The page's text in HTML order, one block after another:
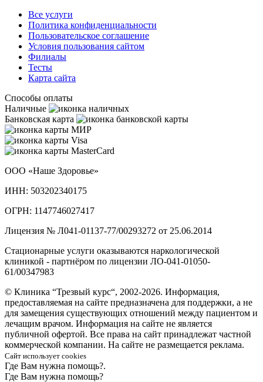
Все услуги
Политика конфиденциальности
Пользовательское cоглашение
Условия пользования сайтом
Филиалы
Тесты
Карта сайта
Способы оплаты
Наличные
Банковская карта
ООО «Наше Здоровье»
ИНН: 503202340175
ОГРН: 1147746027417
Лицензия № Л041-01137-77/00293272 от 25.06.2014
Стационарные услуги оказываются наркологической
клиникой - партнёром по лицензии ЛО-041-01050-
61/00347983
© Клиника “Трезвый курс“, 2002-2026. Информация,
предоставляемая на сайте предназначена для поддержки, а не
для замещения существующих отношений между пациентом и
лечащим врачом. Информация на сайте не является
публичной офертой. Все права на сайт принадлежат частной
коммерческой компании. На сайте не размещается реклама.
Сайт использует cookies
Где Вам нужна помощь?.
Где Вам нужна помощь?